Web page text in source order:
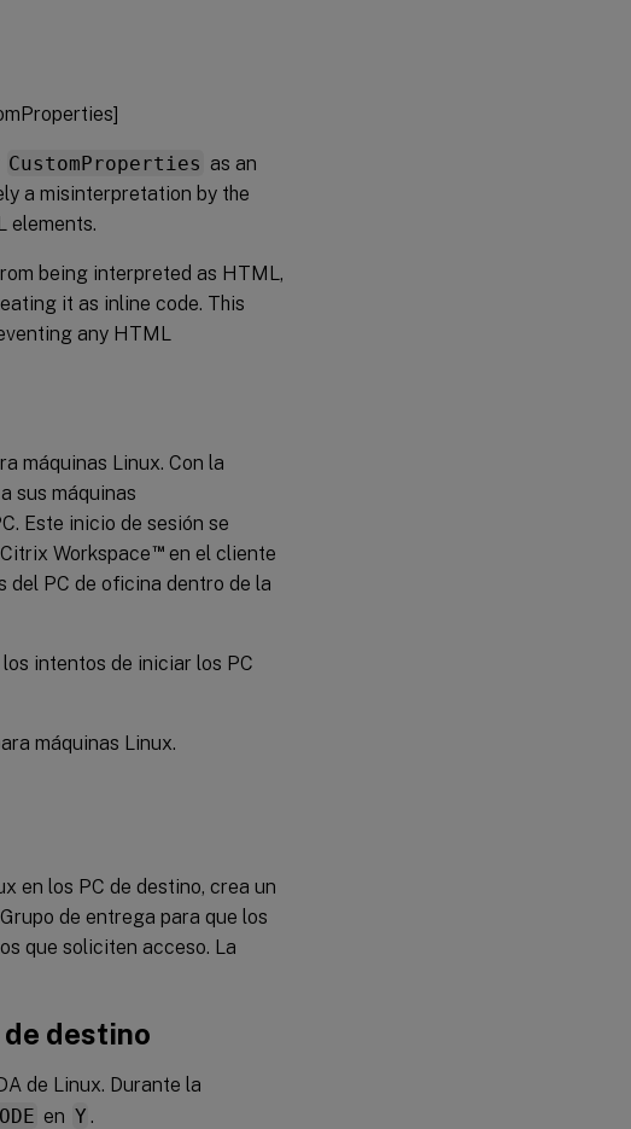
CustomProperties as an
a misinterpretation by the
elements.
being interpreted as HTML,
it as inline code. This
any HTML
máquinas Linux. Con la
sus máquinas
Este inicio de sesión se
Workspace™en el cliente
del PC de oficina dentro de la
intentos de iniciar los PC
máquinas Linux.
en los PC de destino, crea un
de entrega para que los
que soliciten acceso. La
de destino
de Linux. Durante la
en Y .